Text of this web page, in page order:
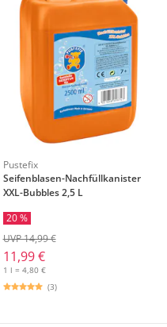
Pustefix
Seifenblasen-Nachfüllkanister
XXL-Bubbles 2,5 L
20 %
11,99 €
UVP 14,99 €
1 l = 4,80 €
(3)